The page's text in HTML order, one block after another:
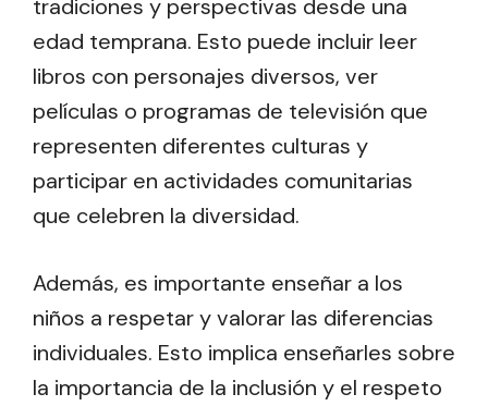
tradiciones y perspectivas desde una
edad temprana. Esto puede incluir leer
libros con personajes diversos, ver
películas o programas de televisión que
representen diferentes culturas y
participar en actividades comunitarias
que celebren la diversidad.
Además, es importante enseñar a los
niños a respetar y valorar las diferencias
individuales. Esto implica enseñarles sobre
la importancia de la inclusión y el respeto